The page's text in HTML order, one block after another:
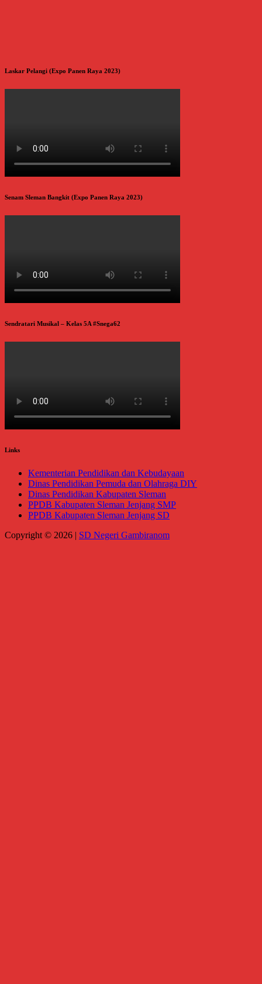
Laskar Pelangi (Expo Panen Raya 2023)
Senam Sleman Bangkit (Expo Panen Raya 2023)
Sendratari Musikal – Kelas 5A #Snega62
Links
Kementerian Pendidikan dan Kebudayaan
Dinas Pendidikan Pemuda dan Olahraga DIY
Dinas Pendidikan Kabupaten Sleman
PPDB Kabupaten Sleman Jenjang SMP
PPDB Kabupaten Sleman Jenjang SD
Copyright © 2026 | SD Negeri Gambiranom